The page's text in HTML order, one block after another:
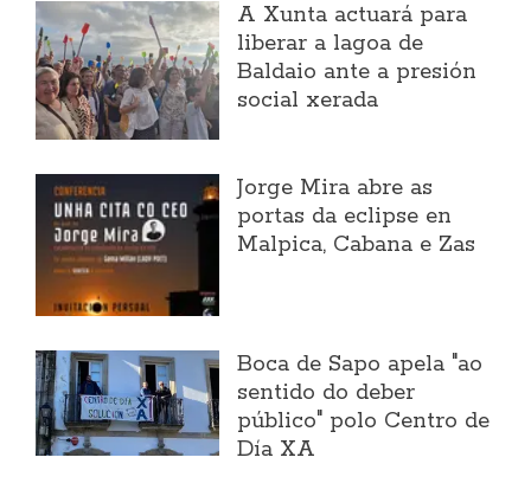
A Xunta actuará para
liberar a lagoa de
Baldaio ante a presión
social xerada
Jorge Mira abre as
portas da eclipse en
Malpica, Cabana e Zas
Boca de Sapo apela "ao
sentido do deber
público" polo Centro de
Día XA